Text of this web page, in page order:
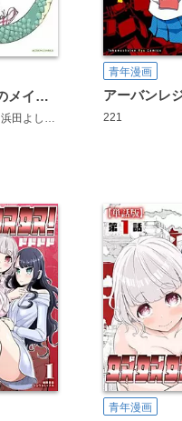
小林さんちのメイドラゴン 公式アンソロジー
浜田よしかづ 堀博昭 伊藤ハチ
青年漫画
アーバンレ
221
青年漫画